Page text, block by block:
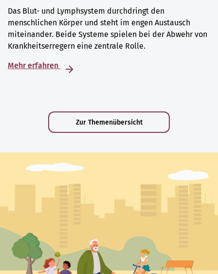
Das Blut- und Lymphsystem durchdringt den
menschlichen Körper und steht im engen Austausch
miteinander. Beide Systeme spielen bei der Abwehr von
Krankheitserregern eine zentrale Rolle.
Mehr erfahren
Zur Themenübersicht